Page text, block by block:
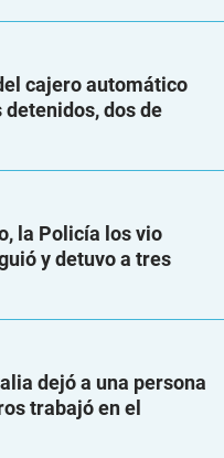
cajero automático
dos de
la Policía los vio
y detuvo a tres
dejó a una persona
trabajó en el